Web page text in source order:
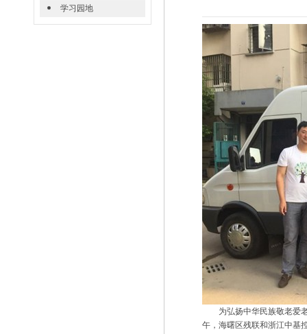
学习园地
为弘扬中华民族敬老爱老
午，海曙区残联和浙江中基